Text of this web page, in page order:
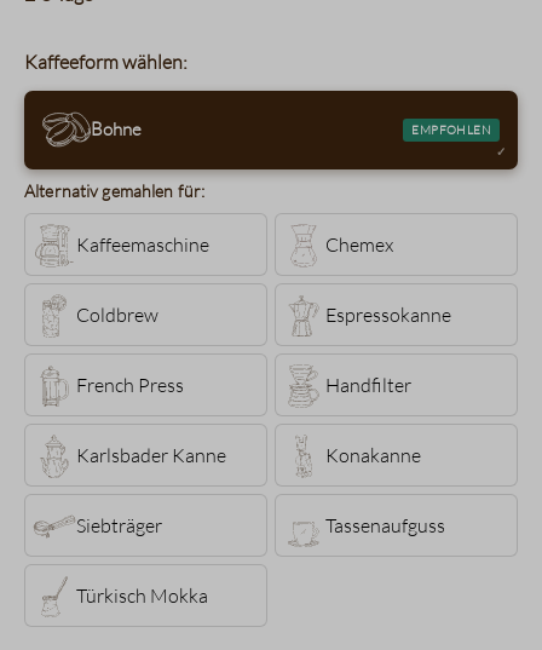
Kaffeeform wählen:
Bohne EMPFOHLEN
Alternativ gemahlen für:
Kaffeemaschine Chemex
Coldbrew Espressokanne
French Press Handfilter
Karlsbader Kanne Konakanne
Siebträger Tassenaufguss
Türkisch Mokka